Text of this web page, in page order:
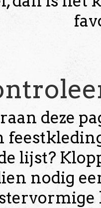
deze
lijst?
nodig